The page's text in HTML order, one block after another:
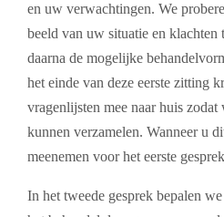
en uw verwachtingen. We
beeld van uw situatie en klachten
daarna de mogelijke
het einde van deze eerste zitting
vragenlijsten mee naar huis
kunnen verzamelen. Wanneer u
meenemen voor het eerste
In het tweede gesprek bepalen